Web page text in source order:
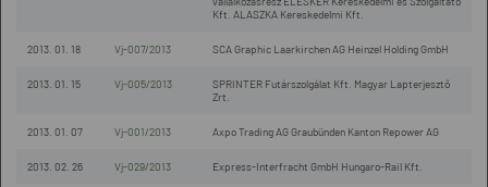
Kft. ALASZKA Kereskedelmi Kft.
2013. 01. 18 Vj-007/2013 SCA Graphic Laarkirchen AG Heinzel Holding GmbH
2013. 01. 15 Vj-005/2013
SPRINTER Futárszolgálat Kft. Magyar Lapterjesztő
Zrt.
2013. 01. 07 Vj-001/2013 Axpo Trading AG Graubünden Kanton Repower AG
2013. 02. 26 Vj-029/2013 Express-Interfracht GmbH Hungaro-Rail Kft.